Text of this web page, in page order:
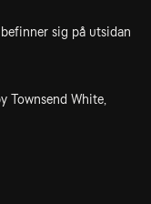
sig på utsidan
Townsend White,